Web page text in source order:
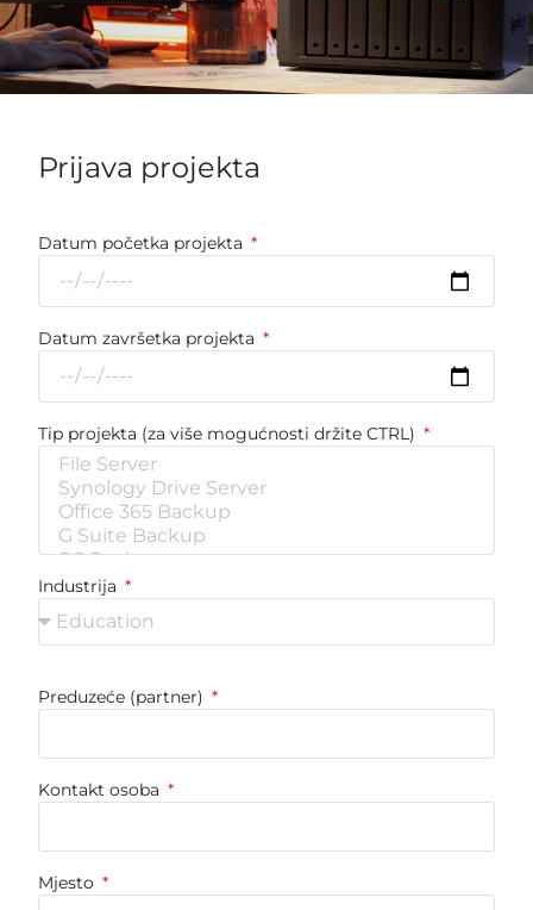
Prijava projekta
Datum početka projekta
Datum završetka projekta
Tip projekta (za više mogućnosti držite CTRL)
Industrija
Preduzeće (partner)
Kontakt osoba
Mjesto